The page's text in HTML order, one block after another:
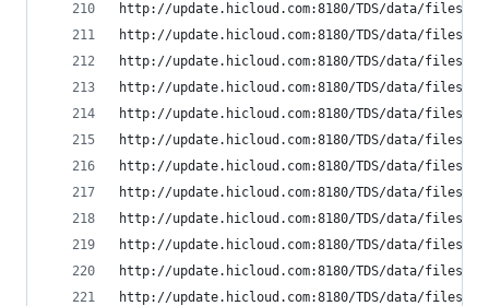
http://update.hicloud.com:8180/TDS/data/files/p9/
http://update.hicloud.com:8180/TDS/data/files/p9/
http://update.hicloud.com:8180/TDS/data/files/p9/
http://update.hicloud.com:8180/TDS/data/files/p9/
http://update.hicloud.com:8180/TDS/data/files/
http://update.hicloud.com:8180/TDS/data/files/p9/
http://update.hicloud.com:8180/TDS/data/files/p9/
http://update.hicloud.com:8180/TDS/data/files/p9/
http://update.hicloud.com:8180/TDS/data/files/p9/
http://update.hicloud.com:8180/TDS/data/files/p9/
http://update.hicloud.com:8180/TDS/data/files/p9/
http://update.hicloud.com:8180/TDS/data/files/p9/